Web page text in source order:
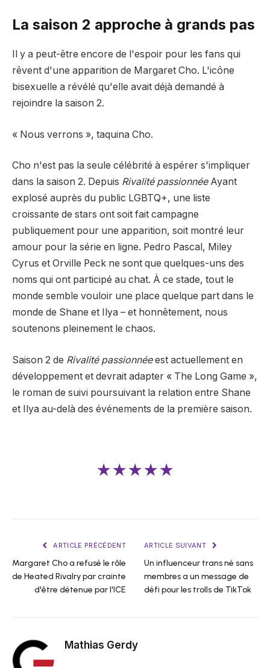
La saison 2 approche à grands pas
Il y a peut-être encore de l'espoir pour les fans qui
rêvent d'une apparition de Margaret Cho. L'icône
bisexuelle a révélé qu'elle avait déjà demandé à
rejoindre la saison 2.
« Nous verrons », taquina Cho.
Cho n'est pas la seule célébrité à espérer s'impliquer
dans la saison 2. Depuis Rivalité passionnéeAyant
explosé auprès du public LGBTQ+, une liste
croissante de stars ont soit fait campagne
publiquement pour une apparition, soit montré leur
amour pour la série en ligne. Pedro Pascal, Miley
Cyrus et Orville Peck ne sont que quelques-uns des
noms qui ont participé au chat. À ce stade, tout le
monde semble vouloir une place quelque part dans le
monde de Shane et Ilya – et honnêtement, nous
soutenons pleinement le chaos.
Saison 2 de Rivalité passionnéeest actuellement en
développement et devrait adapter « The Long Game »,
le roman de suivi poursuivant la relation entre Shane
et Ilya au-delà des événements de la première saison.
★★★★★
ARTICLE PRÉCÉDENT
Margaret Cho a refusé le rôle
de Heated Rivalry par crainte
d'être détenue par l'ICE
ARTICLE SUIVANT
Un influenceur trans né sans
membres a un message de
défi pour les trolls de TikTok
Mathias Gerdy